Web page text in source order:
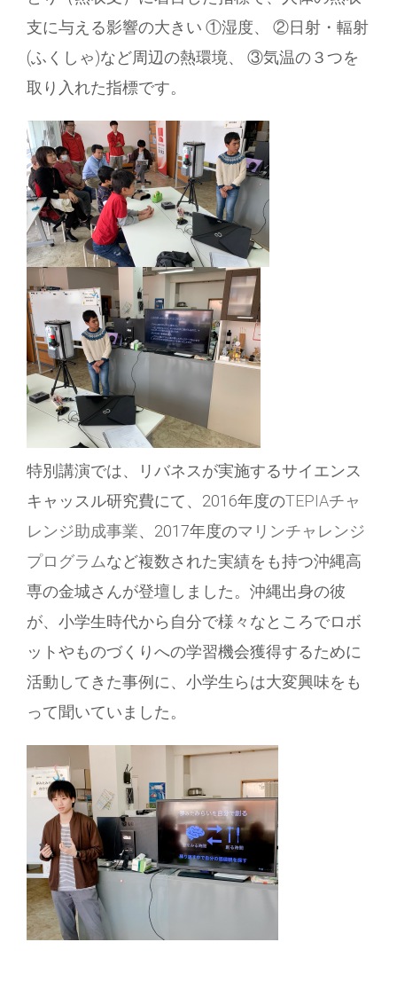
支に与える影響の大きい ①湿度、 ②日射・輻射
(ふくしゃ)など周辺の熱環境、 ③気温の３つを
取り入れた指標です。
特別講演では、リバネスが実施するサイエンス
キャッスル研究費にて、2016年度のTEPIAチャ
レンジ助成事業、2017年度のマリンチャレンジ
プログラムなど複数された実績をも持つ沖縄高
専の金城さんが登壇しました。沖縄出身の彼
が、小学生時代から自分で様々なところでロボ
ットやものづくりへの学習機会獲得するために
活動してきた事例に、小学生らは大変興味をも
って聞いていました。